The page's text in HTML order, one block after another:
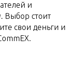
и
Выбор стоит
свои деньги и